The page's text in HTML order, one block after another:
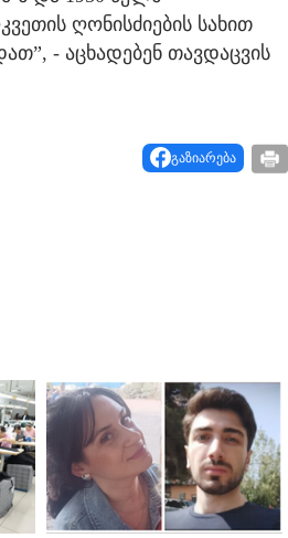
ღონისძიების სახით
- აცხადებენ თავდაცვის
გაზიარება